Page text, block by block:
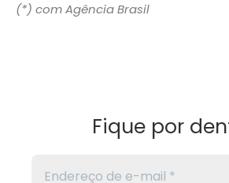
(*) com Agência Brasil
Fique por